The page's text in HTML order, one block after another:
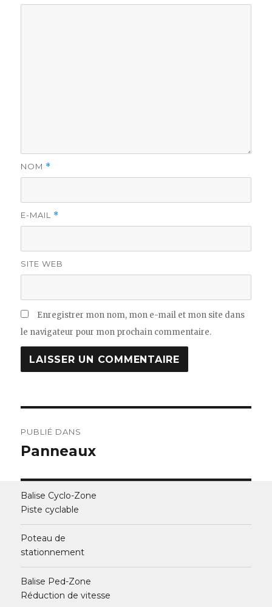
NOM *
E-MAIL *
SITE WEB
Enregistrer mon nom, mon e-mail et mon site dans
le navigateur pour mon prochain commentaire.
de
PUBLIÉ DANS
Panneaux
Balise Cyclo-Zone
Piste cyclable
Poteau de
stationnement
Balise Ped-Zone
Réduction de vitesse